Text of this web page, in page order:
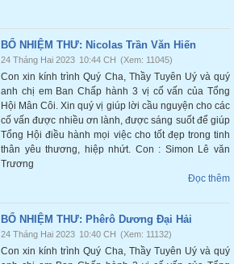
BỔ NHIỆM THƯ: Nicolas Trần Văn Hiến
24 Tháng Hai 2023 10:44 CH (Xem: 11045)
Con xin kính trình Quý Cha, Thầy Tuyên Uý và quý
anh chị em Ban Chấp hành 3 vị cố vấn của Tổng
Hội Mân Côi. Xin quý vị giúp lời cầu nguyện cho các
cố vấn được nhiều ơn lành, được sáng suốt để giúp
Tổng Hội điều hành mọi việc cho tốt đẹp trong tinh
thân yêu thương, hiệp nhứt. Con : Simon Lê văn
Trương
Đọc thêm
BỔ NHIỆM THƯ: Phêrô Dương Đại Hải
24 Tháng Hai 2023 10:40 CH (Xem: 11132)
Con xin kính trình Quý Cha, Thầy Tuyên Uý và quý